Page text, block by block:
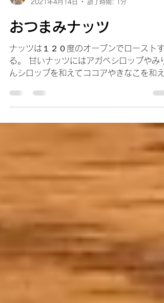
eryblv
2021年4月14日
読了時間: 1分
んシロップを和えてココアやきなこを和え
スパイシーナッツはグレープシードオイル
オリーブオイルを和えてお好みのスパイシ
を和える 簡単美味しいナッツです。